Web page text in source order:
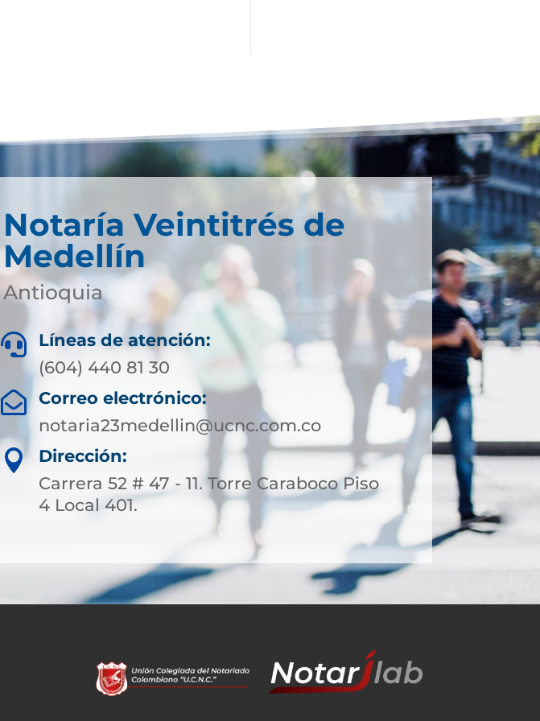
Notaría Veintitrés de
Medellín
Antioquia

Líneas de atención:
(604) 440 81 30

Correo electrónico:
notaria23medellin@ucnc.com.co

Dirección:
Carrera 52 # 47 - 11. Torre Caraboco Piso
4 Local 401.